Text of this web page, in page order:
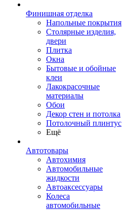
Финишная отделка
Напольные покрытия
Столярные изделия,
двери
Плитка
Окна
Бытовые и обойные
клеи
Лакокрасочные
материалы
Обои
Декор стен и потолка
Потолочный плинтус
Ещё
Автотовары
Автохимия
Автомобильные
жидкости
Автоаксессуары
Колеса
автомобильные